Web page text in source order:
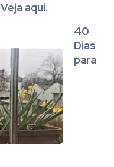
Veja aqui.
40
Dias
para